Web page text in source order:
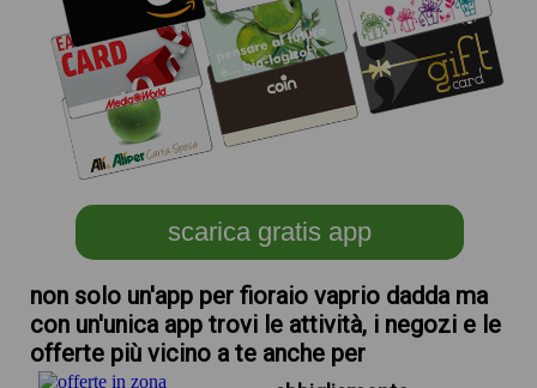
scarica gratis app
non solo un'app per fioraio vaprio dadda ma
con un'unica app trovi le attività, i negozi e le
offerte più vicino a te anche per